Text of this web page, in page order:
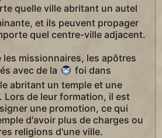
quelle ville abritant un autel
et ils peuvent propager
quel centre-ville adjacent.
missionnaires, les apôtres
avec de la
foi dans
abritant un temple et une
Lors de leur formation, il est
une promotion, ce qui
d'avoir plus de charges ou
religions d'une ville.